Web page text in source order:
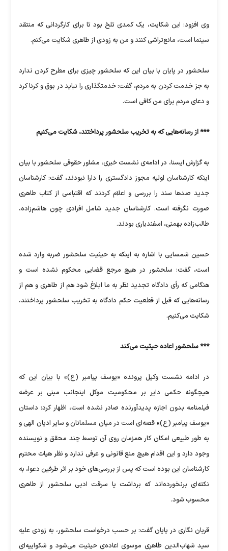
وی افزود: این شکایت، یک کمدی تلخ بود تا برای کارگردانی که منتقد
سینما است، مانع‌تراشی کنند و من به زودی از طاهری شکایت می‌کنم.
سلحشور در پایان با بیان این که سلحشور چیزی برای مطرح کردن ندارد
به جز خدمت کردن به مردم، گفت: خدمتگذاری را نباید در بوق و کرنا کرد
و دعای مردم برای من کافی است.
*** از رسانه‌هایی که به تخریب سلحشور پرداختند، شکایت می‌کنیم
به گزارش ایسنا، در ادامه‌ی نشست خبری، مشاور حقوقی سلحشور با بیان
اینکه کارشناسان اولیه مجوز دادگستری را دارا نبودند، گفت: کارشناسان
جدید صدها سند را بررسی و اعلام کردند که اقتباسی از کتاب طاهری
صورت نگرفته است. کارشناسان جدید شامل افرادی چون هاشم‌زاده،
طالب‌زاده بهمنی، اسفندیاری بودند.
حسین شمسایی با اشاره به اینکه به حیثیت سلحشور ضربه وارد شده
است، گفت: سلحشور در هیچ مرجع قضایی محکوم نشده است و
هنگامی که رأی دادگاه تجدید نظر به ما ابلاغ شود هم از طاهری و هم از
رسانه‌هایی که قبل از قطعیت حکم دادگاه به تخریب سلحشور پرداختند،
شکایت می‌کنیم.
*** سلحشور اعاده حیثیت می‌کند
در ادامه نشست وکیل پرونده «یوسف پیامبر (ع)» با بیان این که
هیچگونه حکمی دایر بر محکومیت موکل اینجانب مبنی بر عرضه
فیلمنامه بدون اجازه پدید‌آورنده صادر نشده است، اظهار کرد: داستان
«یوسف پیامبر (ع)» قصه‌ای است در میان مسلمانان و سایر ادیان الهی و
به طور طبیعی امکان کار همزمان روی آن توسط چند محقق و نویسنده
وجود دارد و این اقدام هیچ منع قانونی و عرفی ندارد و نظر هیات محترم
کارشناسان این بوده است که پس از بررسی‌های خود بر اثر طرفین دعوا، به
نکته‌ای برنخورده‌اند که برداشت یا سرقت ادبی سلحشور از طاهری
محسوب شود.
قربان نگاری در پایان گفت: بر حسب درخواست سلحشور، به زودی علیه
سید شهاب‌الدین طاهری موسوی اعاده‌ی حیثیت می‌شود و شکواییه‌ای